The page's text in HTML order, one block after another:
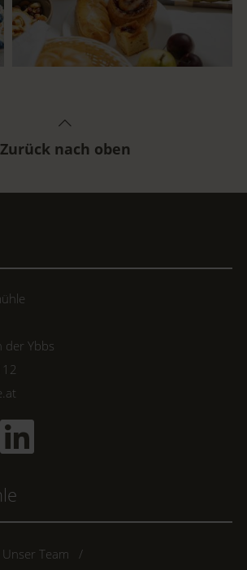
Zurück nach oben
der Ybbs
Unser Team